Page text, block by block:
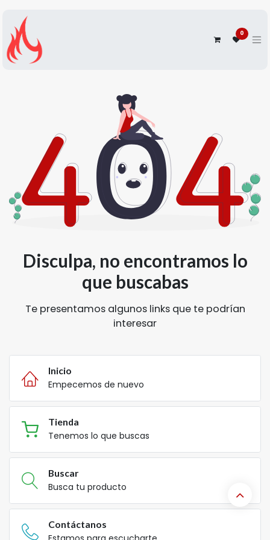
0
Disculpa, no encontramos lo
que buscabas
Te presentamos algunos links que te podrían
interesar
Inicio
Empecemos de nuevo
Tienda
Tenemos lo que buscas
Buscar
Busca tu producto
Contáctanos